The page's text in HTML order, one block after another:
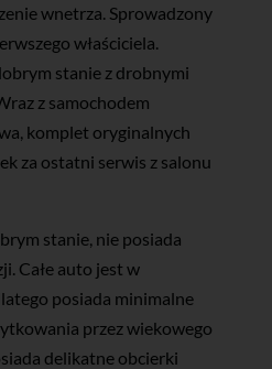
wnetrza. Sprowadzony
właściciela.
stanie z drobnymi
z samochodem
komplet oryginalnych
za ostatni serwis z salonu
stanie, nie posiada
Całe auto jest w
posiada minimalne
przez wiekowego
delikatne obcierki